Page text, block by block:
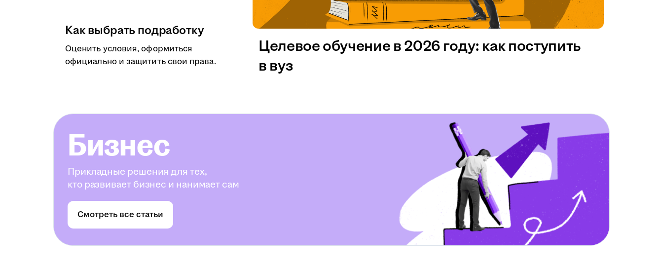
Как выбрать подработку
Оценить условия, оформиться
официально и защитить свои права.
Целевое обучение в 2026 году: как поступить
в вуз
Бизнес
Прикладные решения для тех,
кто развивает бизнес и нанимает сам
Смотреть все статьи